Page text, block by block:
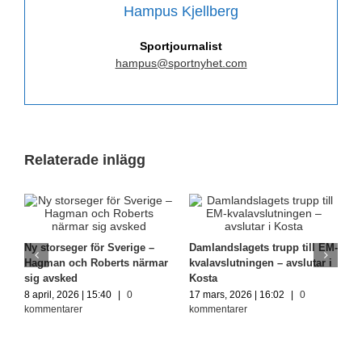
Hampus Kjellberg
Sportjournalist
hampus@sportnyhet.com
Relaterade inlägg
Ny storseger för Sverige –
Hagman och Roberts närmar
sig avsked
8 april, 2026 | 15:40 |
0
kommentarer
Damlandslagets trupp till EM-
kvalavslutningen – avslutar i
Kosta
17 mars, 2026 | 16:02 |
0
kommentarer